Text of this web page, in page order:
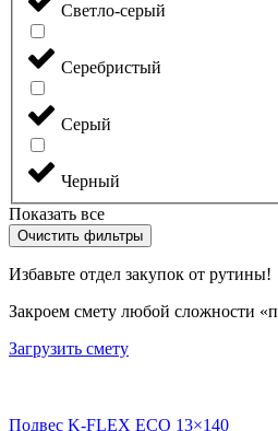
Светло-серый
Серебристый
Серый
Черный
Показать все
Очистить фильтры
Избавьте отдел закупок от рутины!
Закроем смету любой сложности
Загрузить смету
Подвес K-FLEX ECO 13×140